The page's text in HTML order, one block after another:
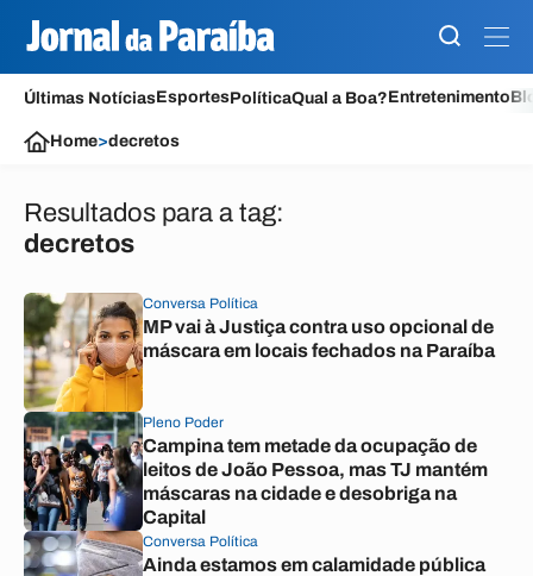
Últimas NotíciasEsportesPolíticaQual a Boa?Entretenimento
Home>decretos
Resultados para a tag:
decretos
Conversa Política
MP vai à Justiça contra uso opcional de
máscara em locais fechados na Paraíba
Pleno Poder
Campina tem metade da ocupação de
leitos de João Pessoa, mas TJ mantém
máscaras na cidade e desobriga na
Capital
Conversa Política
Ainda estamos em calamidade pública